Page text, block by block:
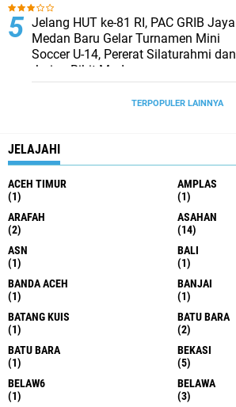
Jelang HUT ke-81 RI, PAC GRIB Jaya
Medan Baru Gelar Turnamen Mini
Soccer U-14, Pererat Silaturahmi dan
Jaring Bibit Muda
TERPOPULER LAINNYA
JELAJAHI
ACEH TIMUR
(1)
AMPLAS
(1)
ARAFAH
(2)
ASAHAN
(14)
ASN
(1)
BALI
(1)
BANDA ACEH
(1)
BANJAI
(1)
BATANG KUIS
(1)
BATU BARA
(2)
BATU BARA
(1)
BEKASI
(5)
BELAW6
(1)
BELAWA
(3)